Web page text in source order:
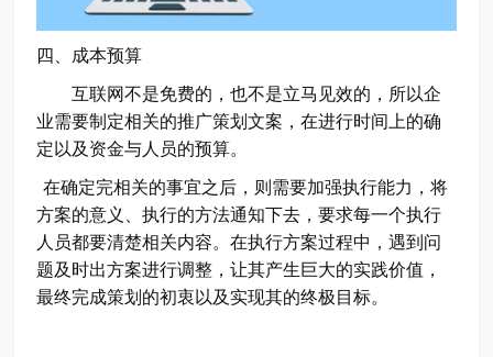
四、成本预算
互联网不是免费的，也不是立马见效的，所以企
业需要制定相关的推广策划文案，在进行时间上的确
定以及资金与人员的预算。
在确定完相关的事宜之后，则需要加强执行能力，将
方案的意义、执行的方法通知下去，要求每一个执行
人员都要清楚相关内容。在执行方案过程中，遇到问
题及时出方案进行调整，让其产生巨大的实践价值，
最终完成策划的初衷以及实现其的终极目标。